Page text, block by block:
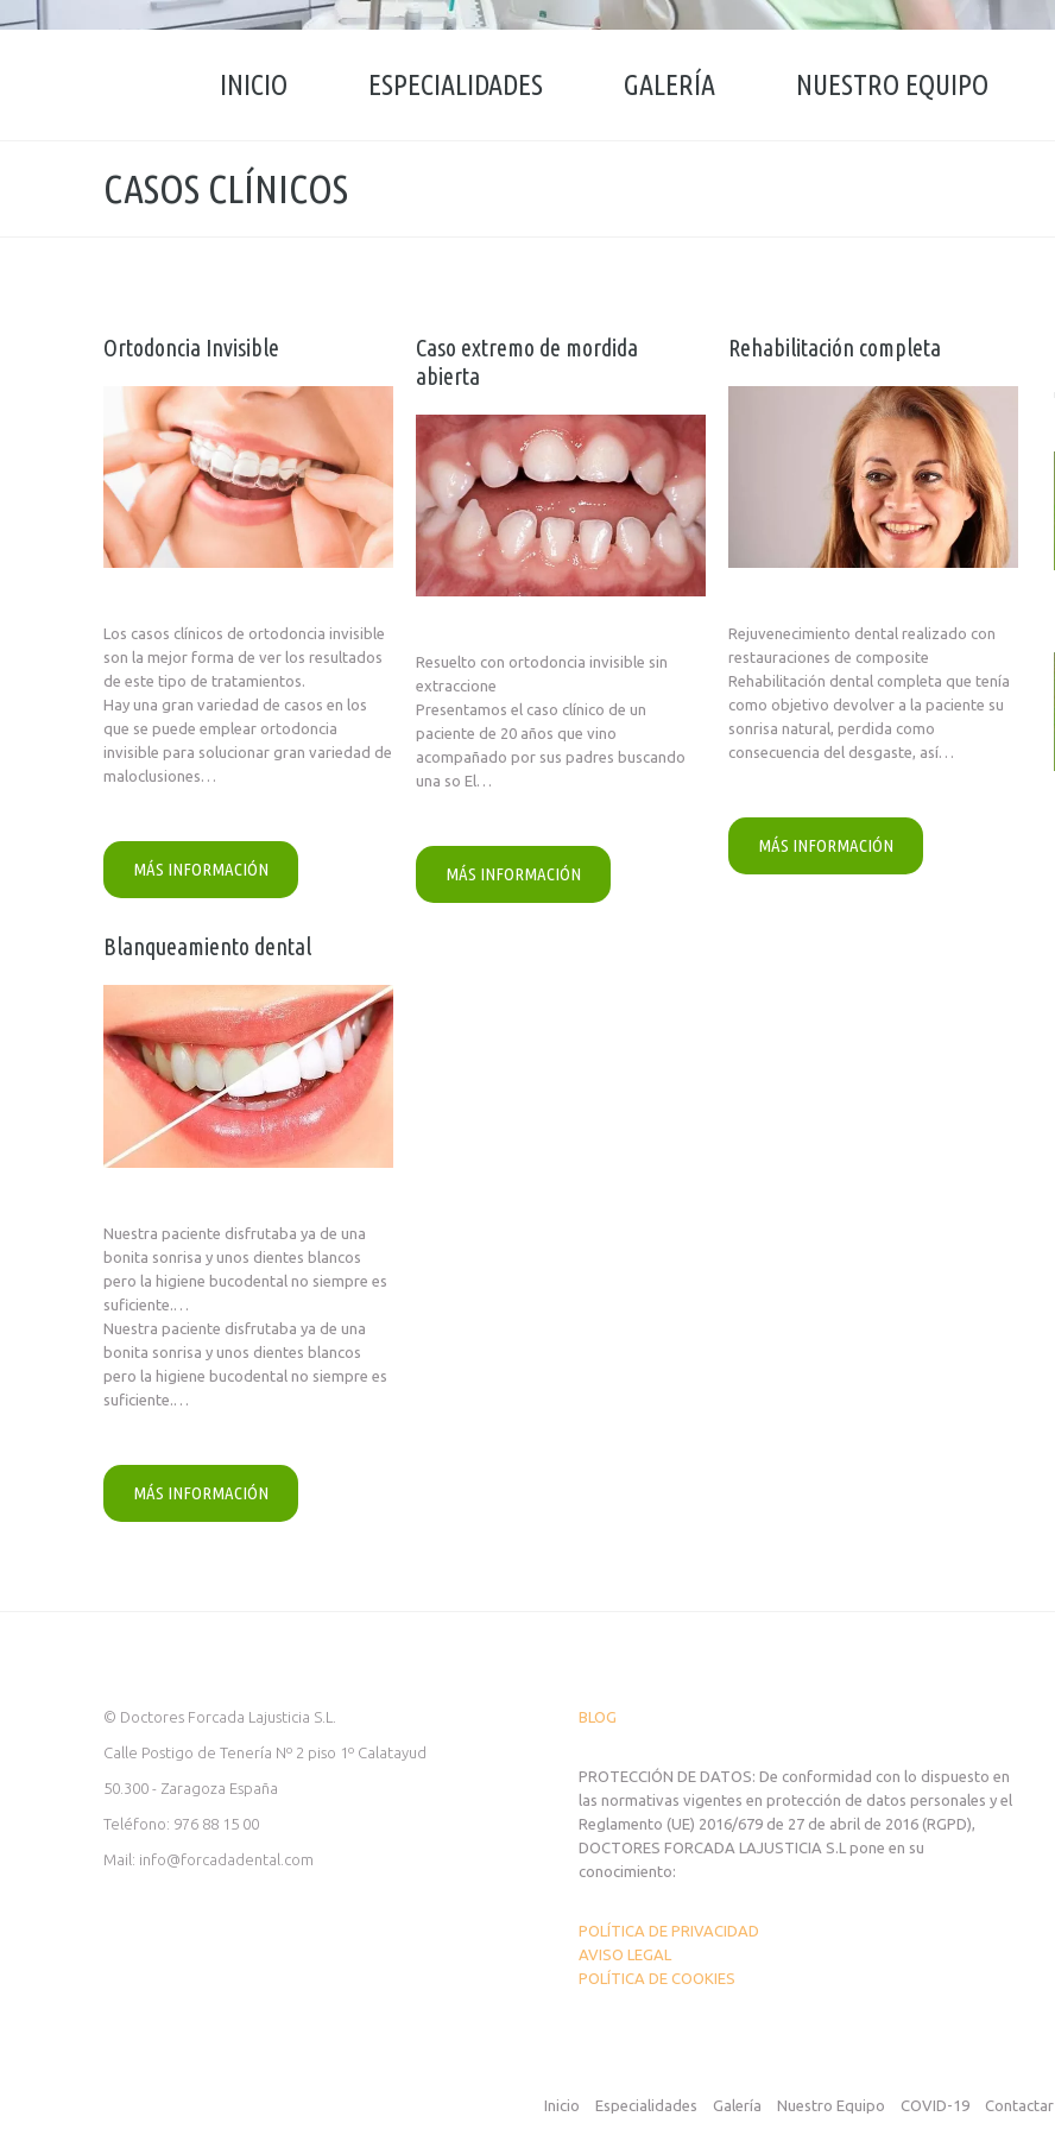
INICIO ESPECIALIDADES GALERÍA NUESTRO EQUIPO
CASOS CLÍNICOS
Ortodoncia Invisible
Los casos clínicos de ortodoncia invisible
son la mejor forma de ver los resultados
de este tipo de tratamientos.
Hay una gran variedad de casos en los
que se puede emplear ortodoncia
invisible para solucionar gran variedad de
maloclusiones…
MÁS INFORMACIÓN
Caso extremo de mordida
abierta
Resuelto con ortodoncia invisible sin
extraccione
Presentamos el caso clínico de un
paciente de 20 años que vino
acompañado por sus padres buscando
una so El…
MÁS INFORMACIÓN
Rehabilitación completa
Rejuvenecimiento dental realizado con
restauraciones de composite
Rehabilitación dental completa que tenía
como objetivo devolver a la paciente su
sonrisa natural, perdida como
consecuencia del desgaste, así…
MÁS INFORMACIÓN
Blanqueamiento dental
Nuestra paciente disfrutaba ya de una
bonita sonrisa y unos dientes blancos
pero la higiene bucodental no siempre es
suficiente.…
Nuestra paciente disfrutaba ya de una
bonita sonrisa y unos dientes blancos
pero la higiene bucodental no siempre es
suficiente.…
MÁS INFORMACIÓN
© Doctores Forcada Lajusticia S.L.
Calle Postigo de Tenería Nº 2 piso 1º Calatayud
50.300 - Zaragoza España
Teléfono: 976 88 15 00
Mail: info@forcadadental.com
BLOG
PROTECCIÓN DE DATOS: De conformidad con lo dispuesto en
las normativas vigentes en protección de datos personales y el
Reglamento (UE) 2016/679 de 27 de abril de 2016 (RGPD),
DOCTORES FORCADA LAJUSTICIA S.L pone en su
conocimiento:
POLÍTICA DE PRIVACIDAD
AVISO LEGAL
POLÍTICA DE COOKIES
Inicio Especialidades Galería Nuestro Equipo COVID-19 Contactar